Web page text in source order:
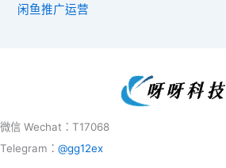
闲鱼推广运营
微信 Wechat：T17068
Telegram： @gg12ex